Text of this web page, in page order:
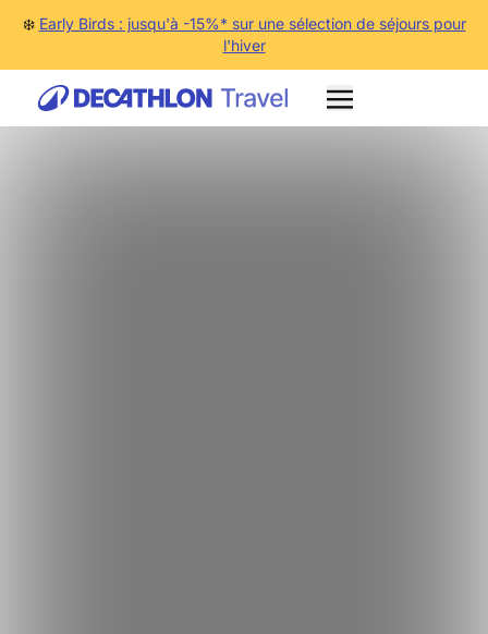
❄️ Early Birds : jusqu'à -15%* sur une sélection de séjours pour
l'hiver